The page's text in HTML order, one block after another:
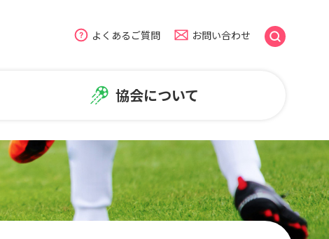
よくあるご質問 お問い合わせ
広報・普及活動
NiFAニュース
のよくある質問
協会について
連盟
ホームページについて